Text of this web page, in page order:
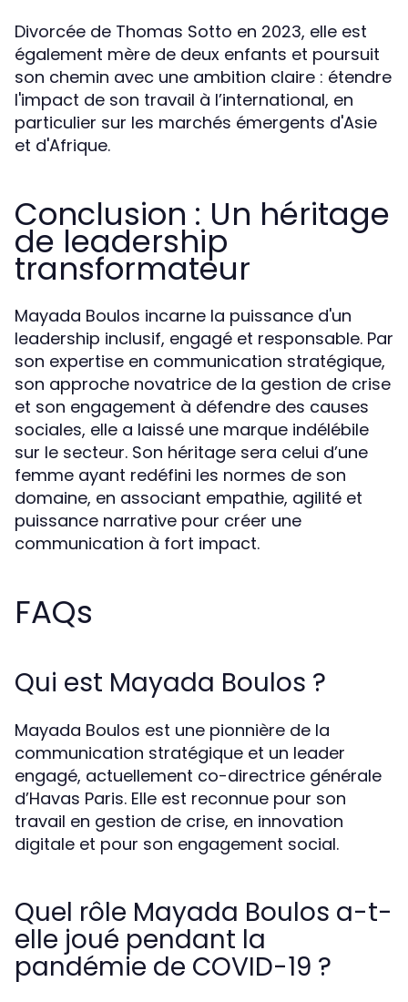
Divorcée de Thomas Sotto en 2023, elle est
également mère de deux enfants et poursuit
son chemin avec une ambition claire : étendre
l'impact de son travail à l’international, en
particulier sur les marchés émergents d'Asie
et d'Afrique.
Conclusion : Un héritage
de leadership
transformateur
Mayada Boulos incarne la puissance d'un
leadership inclusif, engagé et responsable. Par
son expertise en communication stratégique,
son approche novatrice de la gestion de crise
et son engagement à défendre des causes
sociales, elle a laissé une marque indélébile
sur le secteur. Son héritage sera celui d’une
femme ayant redéfini les normes de son
domaine, en associant empathie, agilité et
puissance narrative pour créer une
communication à fort impact.
FAQs
Qui est Mayada Boulos ?
Mayada Boulos est une pionnière de la
communication stratégique et un leader
engagé, actuellement co-directrice générale
d’Havas Paris. Elle est reconnue pour son
travail en gestion de crise, en innovation
digitale et pour son engagement social.
Quel rôle Mayada Boulos a-t-
elle joué pendant la
pandémie de COVID-19 ?